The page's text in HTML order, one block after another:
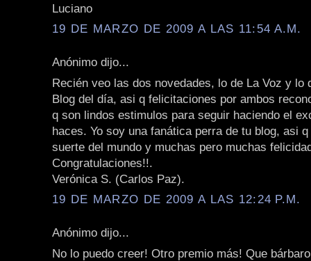
Luciano
19 DE MARZO DE 2009 A LAS 11:54 A.M.
Anónimo dijo...
Recién veo las dos novedades, lo de La Voz y lo
Blog del día, asi q felicitaciones por ambos
q son lindos estimulos para seguir haciendo el
haces. Yo soy una fanática perra de tu blog, asi
suerte del mundo y muchas pero muchas
Congratulaciones!!.
Verónica S. (Carlos Paz).
19 DE MARZO DE 2009 A LAS 12:24 P.M.
Anónimo dijo...
No lo puedo creer! Otro premio más! Que